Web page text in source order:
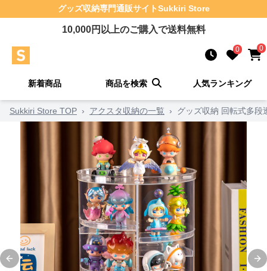
グッズ収納専門通販サイトSukkiri Store
10,000円以上のご購入で送料無料
0 0
新着商品 商品を検索 人気ランキング
Sukkiri Store TOP › アクスタ収納の一覧 › グッズ収納 回転式多段
Previous slide